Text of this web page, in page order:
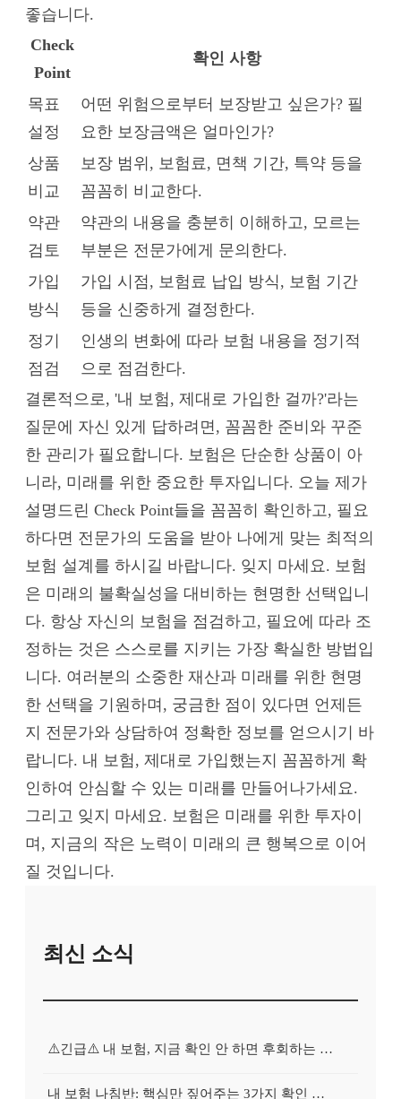
좋습니다.
Check
Point
확인 사항
목표
설정
어떤 위험으로부터 보장받고 싶은가? 필
요한 보장금액은 얼마인가?
상품
비교
보장 범위, 보험료, 면책 기간, 특약 등을
꼼꼼히 비교한다.
약관
검토
약관의 내용을 충분히 이해하고, 모르는
부분은 전문가에게 문의한다.
가입
방식
가입 시점, 보험료 납입 방식, 보험 기간
등을 신중하게 결정한다.
정기
점검
인생의 변화에 따라 보험 내용을 정기적
으로 점검한다.
결론적으로, '내 보험, 제대로 가입한 걸까?'라는
질문에 자신 있게 답하려면, 꼼꼼한 준비와 꾸준
한 관리가 필요합니다. 보험은 단순한 상품이 아
니라, 미래를 위한 중요한 투자입니다. 오늘 제가
설명드린 Check Point들을 꼼꼼히 확인하고, 필요
하다면 전문가의 도움을 받아 나에게 맞는 최적의
보험 설계를 하시길 바랍니다. 잊지 마세요. 보험
은 미래의 불확실성을 대비하는 현명한 선택입니
다. 항상 자신의 보험을 점검하고, 필요에 따라 조
정하는 것은 스스로를 지키는 가장 확실한 방법입
니다. 여러분의 소중한 재산과 미래를 위한 현명
한 선택을 기원하며, 궁금한 점이 있다면 언제든
지 전문가와 상담하여 정확한 정보를 얻으시기 바
랍니다. 내 보험, 제대로 가입했는지 꼼꼼하게 확
인하여 안심할 수 있는 미래를 만들어나가세요.
그리고 잊지 마세요. 보험은 미래를 위한 투자이
며, 지금의 작은 노력이 미래의 큰 행복으로 이어
질 것입니다.
최신 소식
⚠️긴급⚠️ 내 보험, 지금 확인 안 하면 후회하는 이유
내 보험 나침반: 핵심만 짚어주는 3가지 확인 포인트